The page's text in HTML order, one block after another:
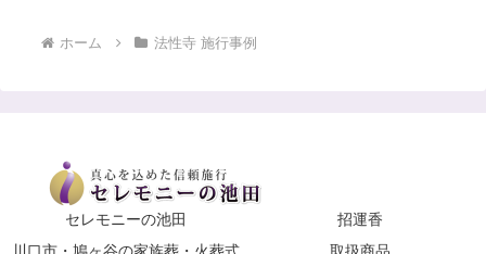
ホーム 法性寺 施行事例
セレモニーの池田
招運香